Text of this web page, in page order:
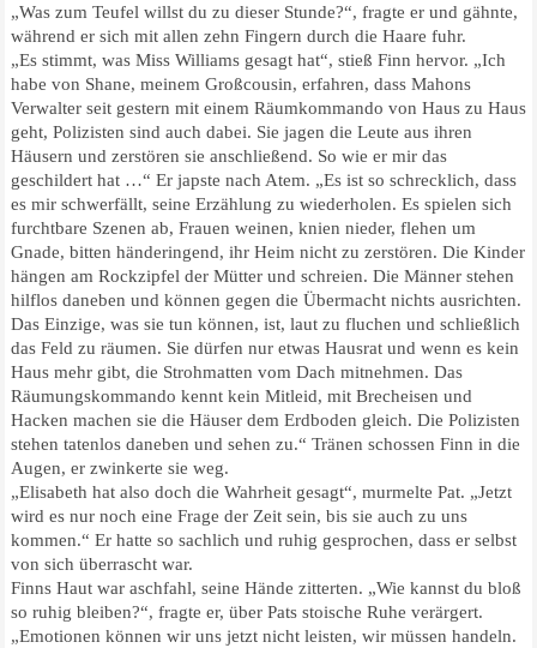
„Was zum Teufel willst du zu dieser Stunde?“, fragte er und gähnte,
während er sich mit allen zehn Fingern durch die Haare fuhr.
„Es stimmt, was Miss Williams gesagt hat“, stieß Finn hervor. „Ich
habe von Shane, meinem Großcousin, erfahren, dass Mahons
Verwalter seit gestern mit einem Räumkommando von Haus zu Haus
geht, Polizisten sind auch dabei. Sie jagen die Leute aus ihren
Häusern und zerstören sie anschließend. So wie er mir das
geschildert hat …“ Er japste nach Atem. „Es ist so schrecklich, dass
es mir schwerfällt, seine Erzählung zu wiederholen. Es spielen sich
furchtbare Szenen ab, Frauen weinen, knien nieder, flehen um
Gnade, bitten händeringend, ihr Heim nicht zu zerstören. Die Kinder
hängen am Rockzipfel der Mütter und schreien. Die Männer stehen
hilflos daneben und können gegen die Übermacht nichts ausrichten.
Das Einzige, was sie tun können, ist, laut zu fluchen und schließlich
das Feld zu räumen. Sie dürfen nur etwas Hausrat und wenn es kein
Haus mehr gibt, die Strohmatten vom Dach mitnehmen. Das
Räumungskommando kennt kein Mitleid, mit Brecheisen und
Hacken machen sie die Häuser dem Erdboden gleich. Die Polizisten
stehen tatenlos daneben und sehen zu.“ Tränen schossen Finn in die
Augen, er zwinkerte sie weg.
„Elisabeth hat also doch die Wahrheit gesagt“, murmelte Pat. „Jetzt
wird es nur noch eine Frage der Zeit sein, bis sie auch zu uns
kommen.“ Er hatte so sachlich und ruhig gesprochen, dass er selbst
von sich überrascht war.
Finns Haut war aschfahl, seine Hände zitterten. „Wie kannst du bloß
so ruhig bleiben?“, fragte er, über Pats stoische Ruhe verärgert.
„Emotionen können wir uns jetzt nicht leisten, wir müssen handeln.